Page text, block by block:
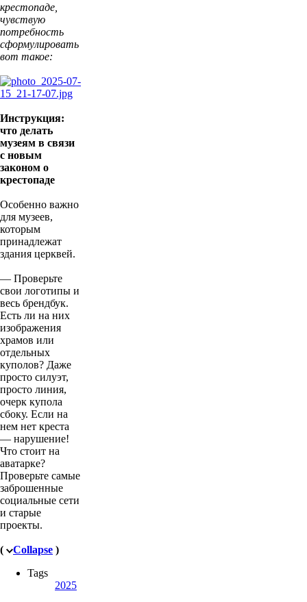
крестопаде,
чувствую
потребность
сформулировать
вот такое:
Инструкция:
что делать
музеям в связи
с новым
законом о
крестопаде
Особенно важно
для музеев,
которым
принадлежат
здания церквей.
— Проверьте
свои логотипы и
весь брендбук.
Есть ли на них
изображения
храмов или
отдельных
куполов? Даже
просто силуэт,
просто линия,
очерк купола
сбоку. Если на
нем нет креста
— нарушение!
Что стоит на
аватарке?
Проверьте самые
заброшенные
социальные сети
и старые
проекты.
( Collapse )
Tags
2025